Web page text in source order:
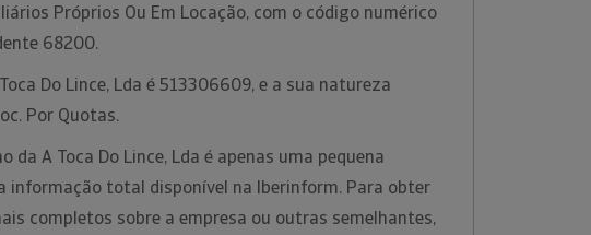
Próprios Ou Em Locação, com o código numérico
68200.
Do Lince, Lda é 513306609, e a sua natureza
Por Quotas.
da A Toca Do Lince, Lda é apenas uma pequena
informação total disponível na Iberinform. Para obter
completos sobre a empresa ou outras semelhantes,